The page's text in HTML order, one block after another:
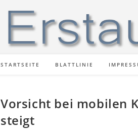
STARTSEITE BLATTLINIE
Vorsicht bei mobilen
steigt